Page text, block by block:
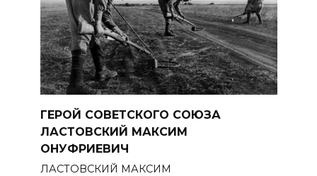
ГЕРОЙ СОВЕТСКОГО СОЮЗА
ЛАСТОВСКИЙ МАКСИМ
ОНУФРИЕВИЧ
ЛАСТОВСКИЙ МАКСИМ